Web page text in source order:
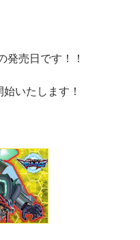
発売日です！！
いたします！